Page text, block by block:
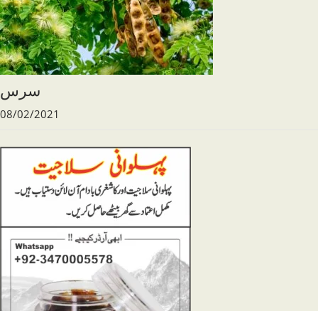
سرس
08/02/2021